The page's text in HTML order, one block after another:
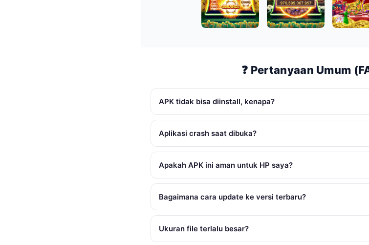
❓ Pertanyaan Umum
APK tidak bisa diinstall, kenapa?
Aplikasi crash saat dibuka?
Apakah APK ini aman untuk HP saya?
Bagaimana cara update ke versi terbaru?
Ukuran file terlalu besar?